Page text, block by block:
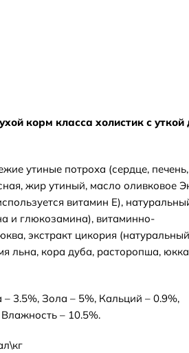
корм класса холистик с уткой
утиные потроха (сердце, печень,
жир утиный, масло оливковое
витамин Е),
и глюкозамина), витаминно-
экстракт цикория (натуральный
льна, кора дуба, расторопша, юкка
3.5%, Зола – 5%, Кальций – 0.9%,
– 10.5%.